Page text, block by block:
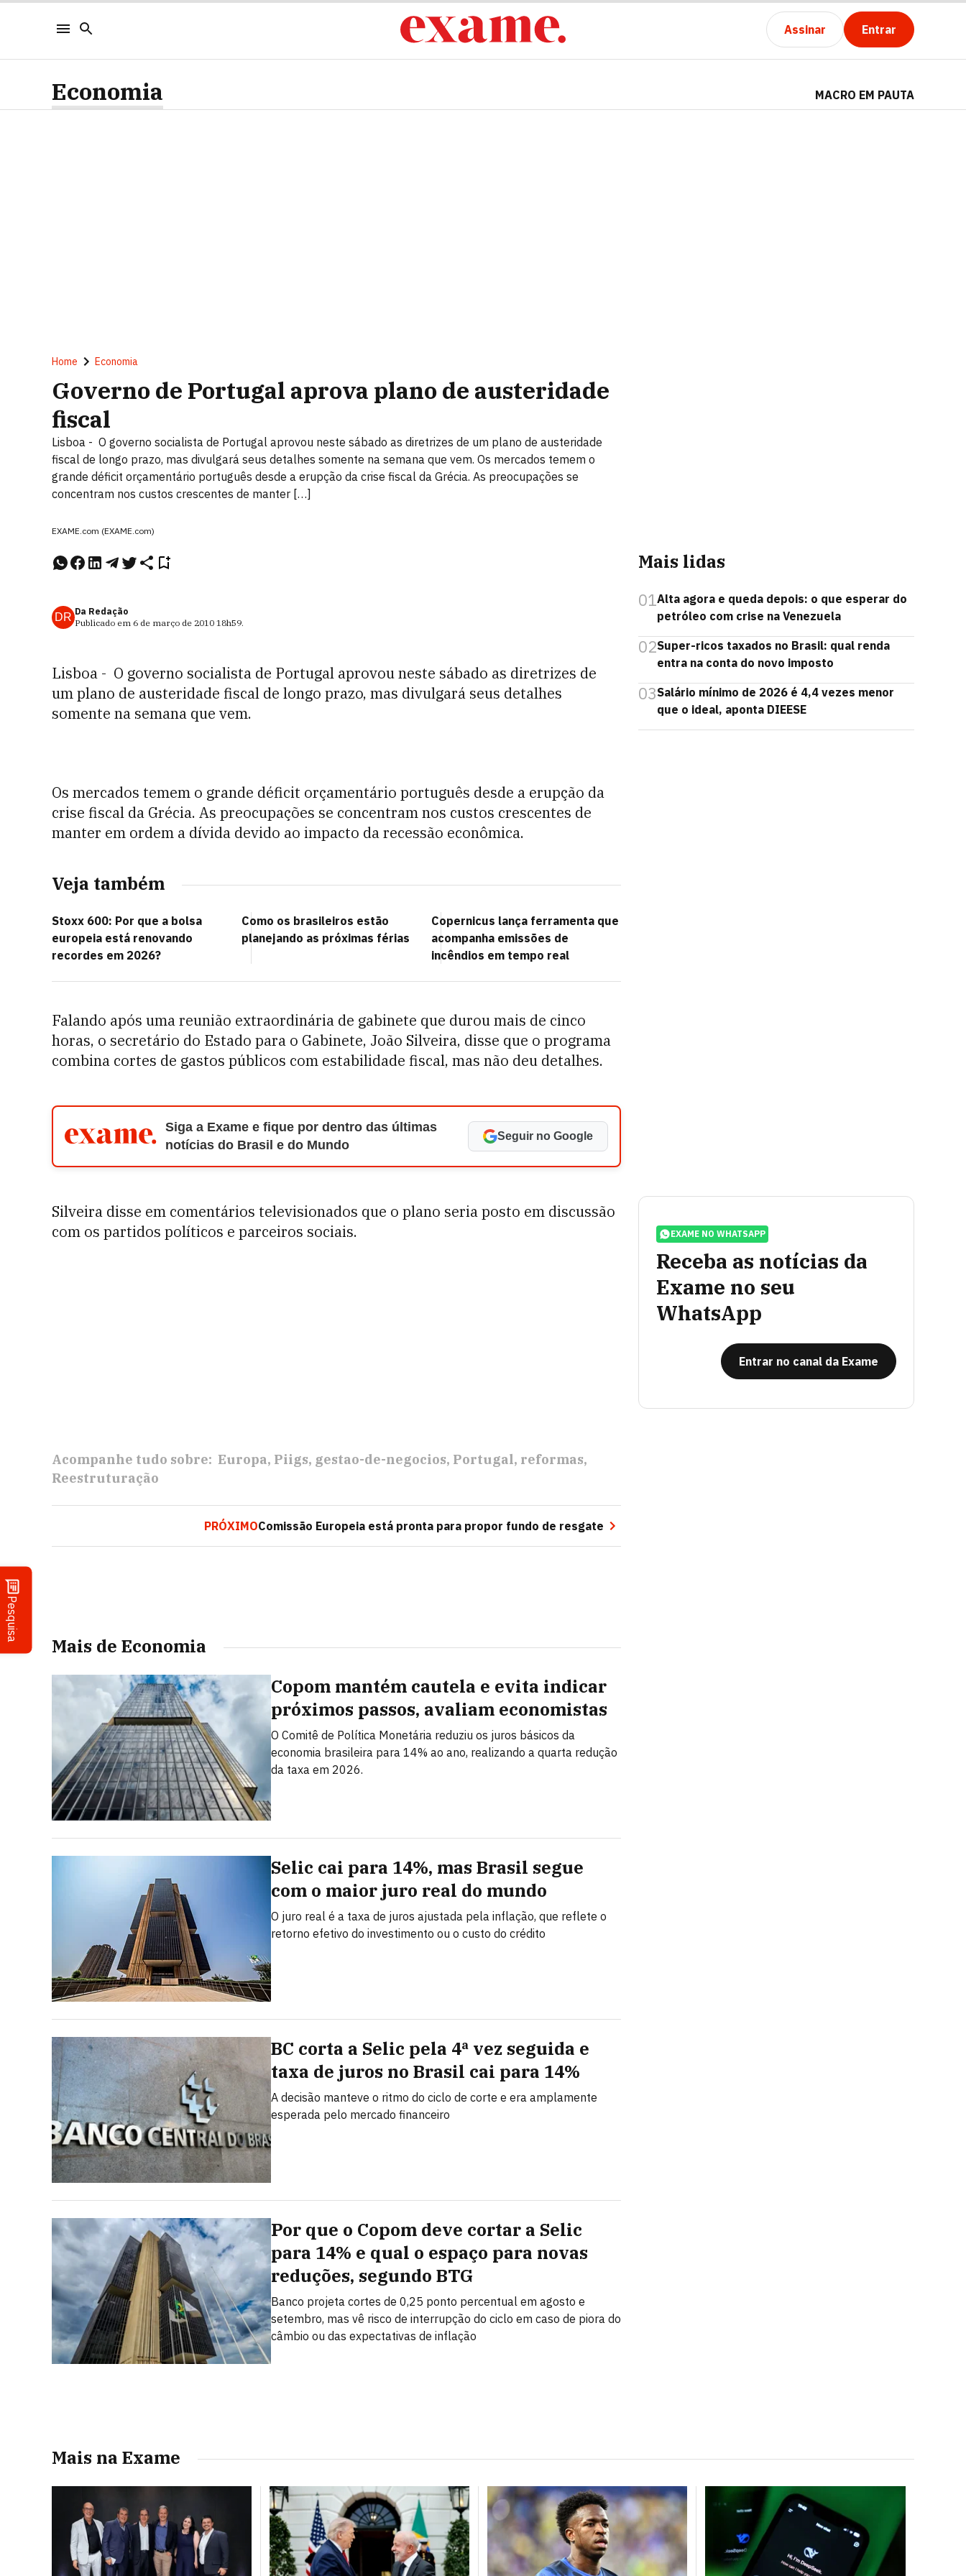
Assinar Entrar
Pesquisa
Economia MACRO EM PAUTA
Home Economia
Governo de Portugal aprova plano de austeridade
fiscal
Lisboa - O governo socialista de Portugal aprovou neste sábado as diretrizes de um plano de austeridade
fiscal de longo prazo, mas divulgará seus detalhes somente na semana que vem. Os mercados temem o
grande déficit orçamentário português desde a erupção da crise fiscal da Grécia. As preocupações se
concentram nos custos crescentes de manter […]
EXAME.com (EXAME.com)
DR Da Redação
Publicado em 6 de março de 2010 18h59.
Lisboa - O governo socialista de Portugal aprovou neste sábado as diretrizes de
um plano de austeridade fiscal de longo prazo, mas divulgará seus detalhes
somente na semana que vem.
Os mercados temem o grande déficit orçamentário português desde a erupção da
crise fiscal da Grécia. As preocupações se concentram nos custos crescentes de
manter em ordem a dívida devido ao impacto da recessão econômica.
Veja também
Stoxx 600: Por que a bolsa
europeia está renovando
recordes em 2026?
Como os brasileiros estão
planejando as próximas férias
Copernicus lança ferramenta que
acompanha emissões de
incêndios em tempo real
Falando após uma reunião extraordinária de gabinete que durou mais de cinco
horas, o secretário do Estado para o Gabinete, João Silveira, disse que o programa
combina cortes de gastos públicos com estabilidade fiscal, mas não deu detalhes.
Siga a Exame e fique por dentro das últimas
notícias do Brasil e do Mundo
Seguir no Google
Silveira disse em comentários televisionados que o plano seria posto em discussão
com os partidos políticos e parceiros sociais.
Acompanhe tudo sobre: Europa Piigs gestao-de-negocios Portugal reformas
Reestruturação
PRÓXIMOComissão Europeia está pronta para propor fundo de resgate
Mais de Economia
Copom mantém cautela e evita indicar
próximos passos, avaliam economistas
O Comitê de Política Monetária reduziu os juros básicos da
economia brasileira para 14% ao ano, realizando a quarta redução
da taxa em 2026.
Selic cai para 14%, mas Brasil segue
com o maior juro real do mundo
O juro real é a taxa de juros ajustada pela inflação, que reflete o
retorno efetivo do investimento ou o custo do crédito
BC corta a Selic pela 4ª vez seguida e
taxa de juros no Brasil cai para 14%
A decisão manteve o ritmo do ciclo de corte e era amplamente
esperada pelo mercado financeiro
Por que o Copom deve cortar a Selic
para 14% e qual o espaço para novas
reduções, segundo BTG
Banco projeta cortes de 0,25 ponto percentual em agosto e
setembro, mas vê risco de interrupção do ciclo em caso de piora do
câmbio ou das expectativas de inflação
Mais lidas
01Alta agora e queda depois: o que esperar do
petróleo com crise na Venezuela
02Super-ricos taxados no Brasil: qual renda
entra na conta do novo imposto
03Salário mínimo de 2026 é 4,4 vezes menor
que o ideal, aponta DIEESE
EXAME NO WHATSAPP
Receba as notícias da
Exame no seu
WhatsApp
Entrar no canal da Exame
Mais na Exame